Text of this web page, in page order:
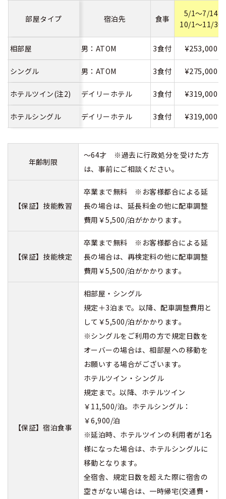
部屋タイプ 宿泊先 食事
5/1～7/14
10/1～11/30
相部屋 男：ATOM 3食付 ¥253,000
シングル 男：ATOM 3食付 ¥275,000
ホテルツイン(注2) デイリーホテル 3食付 ¥319,000
ホテルシングル デイリーホテル 3食付 ¥319,000
年齢制限
～64才 ※過去に行政処分を受けた方
は、事前にご相談ください。
【保証】技能教習
卒業まで無料 ※お客様都合による延
長の場合は、延長料金の他に配車調整
費用￥5,500/泊がかかります。
【保証】技能検定
卒業まで無料 ※お客様都合による延
長の場合は、再検定料の他に配車調整
費用￥5,500/泊がかかります。
【保証】宿泊食事
相部屋・シングル
規定＋3泊まで。以降、配車調整費用と
して￥5,500/泊がかかります。
※シングルをご利用の方で規定日数を
オーバーの場合は、相部屋への移動を
お願いする場合がございます。
ホテルツイン・シングル
規定まで。以降、ホテルツイン
￥11,500/泊。ホテルシングル：
￥6,900/泊
※延泊時、ホテルツインの利用者が1名
様になった場合は、ホテルシングルに
移動となります。
全宿舎、規定日数を超えた際に宿舎の
空きがない場合は、一時帰宅(交通費・